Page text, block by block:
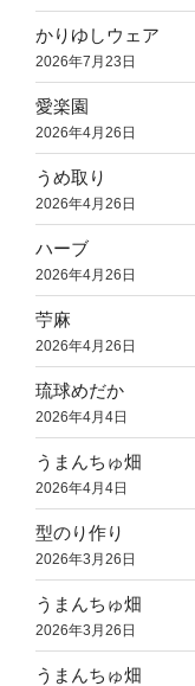
かりゆしウェア
2026年7月23日
愛楽園
2026年4月26日
うめ取り
2026年4月26日
ハーブ
2026年4月26日
苧麻
2026年4月26日
琉球めだか
2026年4月4日
うまんちゅ畑
2026年4月4日
型のり作り
2026年3月26日
うまんちゅ畑
2026年3月26日
うまんちゅ畑